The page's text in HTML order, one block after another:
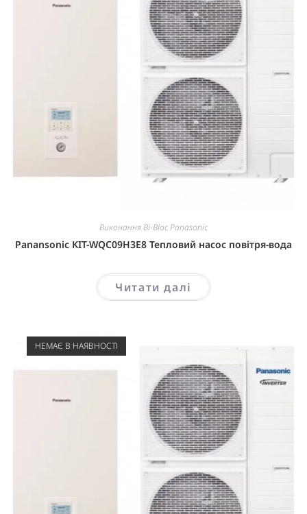
Виконання Bi-Bloc Panasonic
Panansonic KIT-WQC09H3E8 Тепловий насос повітря-вода
Читати далі
НЕМАЄ В НАЯВНОСТІ